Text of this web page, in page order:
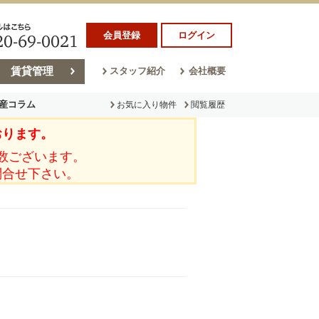
会員登録 ログイン
賃貸管理 スタッフ紹介 会社概要
コラム
ム
お気に入り物件 閲覧履歴
ます。
ざいます。
せ下さい。